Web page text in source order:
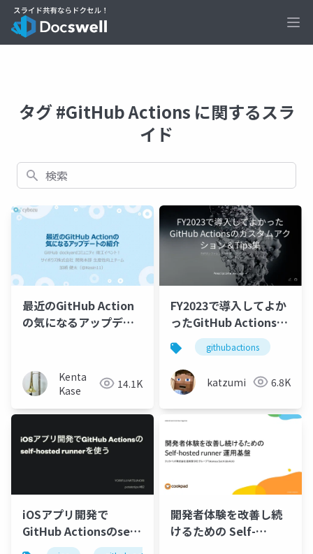
タグ #GitHub Actions に関するスラ
イド
検索
最近のGitHub Action
の気になるアップデー
Kenta
Kase
14.1K
FY2023で導入してよか
ったGitHub Actionsの
カスタムアクション＆
Tips集
githubactions
katzumi 6.8K
iOSアプリ開発で
GitHub Actionsのself-
hosted runnerを使う
開発者体験を改善し続
けるための Self-